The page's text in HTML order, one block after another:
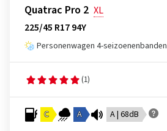
Quatrac Pro 2 XL
225/45 R17 94Y
Personenwagen 4-seizoenenbanden
(1)
C A A | 68dB